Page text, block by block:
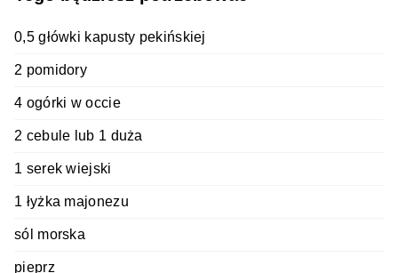
0,5 główki kapusty pekińskiej
2 pomidory
4 ogórki w occie
2 cebule lub 1 duża
1 serek wiejski
1 łyżka majonezu
sól morska
pieprz